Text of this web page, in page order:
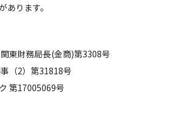
あります。
東財務局長(金商)第3308号
（2）第31818号
第17005069号